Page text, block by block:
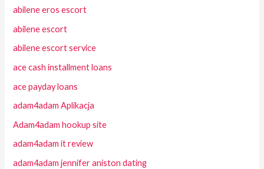
abilene eros escort
abilene escort
abilene escort service
ace cash installment loans
ace payday loans
adam4adam Aplikacja
Adam4adam hookup site
adam4adam it review
adam4adam jennifer aniston dating